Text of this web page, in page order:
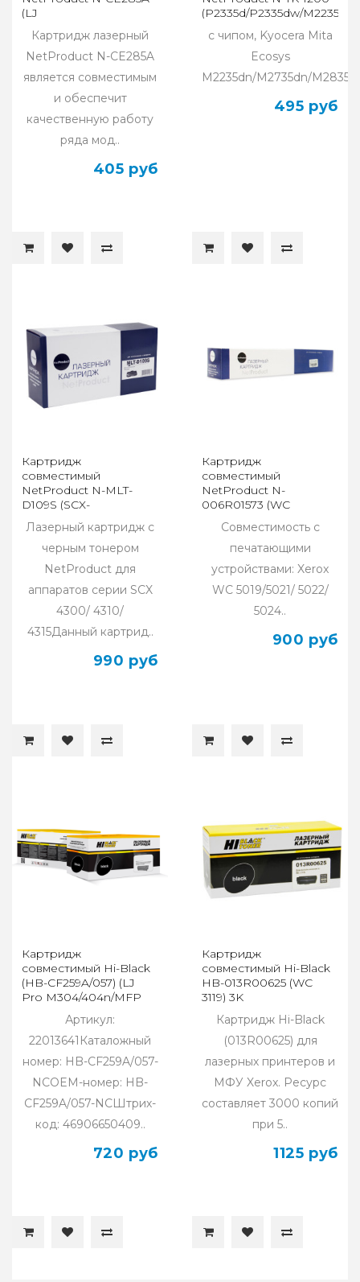
(LJ
P1102/P1120W/M1212nf/M1132MFP/Canon
725, 1,6K)
Картридж лазерный
NetProduct N-CE285A
является совместимым
и обеспечит
качественную работу
ряда мод..
405 руб
(P2335d/P2335dw/
с чипом, Kyocera Mita
Ecosys
M2235dn/M2735dn/
495 руб
Картридж
совместимый
NetProduct N-MLT-
D109S (SCX-
4300/4310/4315)
Лазерный картридж с
черным тонером
NetProduct для
аппаратов серии SCX
4300/ 4310/
4315Данный картрид..
990 руб
Картридж
совместимый
NetProduct N-
006R01573 (WC
5019/5021/5022/5024) 9K
Совместимость с
печатающими
устройствами: Xerox
WC 5019/5021/ 5022/
5024..
900 руб
Картридж
совместимый Hi-Black
(HB-CF259A/057) (LJ
Pro M304/404n/MFP
(без чипа)Артикул:
22013641Каталожный
номер: HB-CF259A/057-
NCOEM-номер: HB-
CF259A/057-NCШтрих-
код: 46906650409..
720 руб
Картридж
совместимый Hi-Black
HB-013R00625 (WC
3119) 3K
Картридж Hi-Black
(013R00625) для
лазерных принтеров и
МФУ Xerox. Ресурс
составляет 3000 копий
при 5..
1125 руб